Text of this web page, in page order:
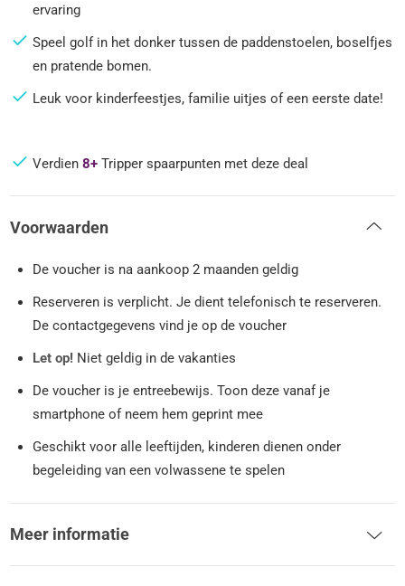
ervaring
Speel golf in het donker tussen de paddenstoelen, boselfjes
en pratende bomen.
Leuk voor kinderfeestjes, familie uitjes of een eerste date!
Verdien8+ Tripper spaarpunten met deze deal
Voorwaarden
De voucher is na aankoop 2 maanden geldig
Reserveren is verplicht. Je dient telefonisch te reserveren.
De contactgegevens vind je op de voucher
Let op! Niet geldig in de vakanties
De voucher is je entreebewijs. Toon deze vanaf je
smartphone of neem hem geprint mee
Geschikt voor alle leeftijden, kinderen dienen onder
begeleiding van een volwassene te spelen
Meer informatie